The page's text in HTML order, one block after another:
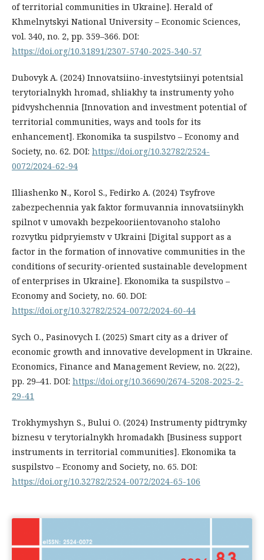
of territorial communities in Ukraine]. Herald of
Khmelnytskyi National University – Economic Sciences,
vol. 340, no. 2, pp. 359–366. DOI:
https://doi.org/10.31891/2307-5740-2025-340-57
Dubovyk A. (2024) Innovatsiino-investytsiinyi potentsial
terytorialnykh hromad, shliakhy ta instrumenty yoho
pidvyshchennia [Innovation and investment potential of
territorial communities, ways and tools for its
enhancement]. Ekonomika ta suspilstvo – Economy and
Society, no. 62. DOI: https://doi.org/10.32782/2524-
0072/2024-62-94
Illiashenko N., Korol S., Fedirko A. (2024) Tsyfrove
zabezpechennia yak faktor formuvannia innovatsiinykh
spilnot v umovakh bezpekooriientovanoho staloho
rozvytku pidpryiemstv v Ukraini [Digital support as a
factor in the formation of innovative communities in the
conditions of security-oriented sustainable development
of enterprises in Ukraine]. Ekonomika ta suspilstvo –
Economy and Society, no. 60. DOI:
https://doi.org/10.32782/2524-0072/2024-60-44
Sych O., Pasinovych I. (2025) Smart city as a driver of
economic growth and innovative development in Ukraine.
Economics, Finance and Management Review, no. 2(22),
pp. 29–41. DOI: https://doi.org/10.36690/2674-5208-2025-2-
29-41
Trokhymyshyn S., Bului O. (2024) Instrumenty pidtrymky
biznesu v terytorialnykh hromadakh [Business support
instruments in territorial communities]. Ekonomika ta
suspilstvo – Economy and Society, no. 65. DOI:
https://doi.org/10.32782/2524-0072/2024-65-106